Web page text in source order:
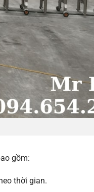
gồm:
thời gian.